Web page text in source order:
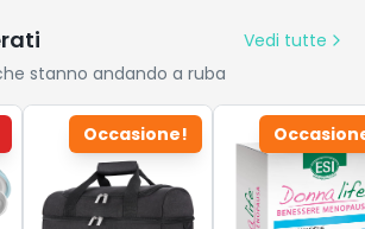
Vedi tutte
stanno andando a ruba
Occasione!